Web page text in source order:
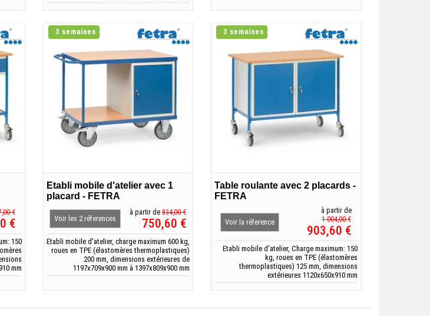
€
€
150
mm
3 semaines
Etabli mobile d'atelier avec 1
placard - FETRA
Voir les 2 réferences
à partir de 834,00 €
750,60 €
Etabli mobile d'atelier, charge maximum 600 kg,
roues en TPE (élastomères thermoplastiques)
200 mm, dimensions extérieures de
1197x709x900 mm à 1397x809x900 mm
3 semaines
Table roulante avec 2 placards -
FETRA
Voir la réference
à partir de
1 004,00 €
903,60 €
Etabli mobile d'atelier, Charge maximum: 150
kg, roues en TPE (élastomères
thermoplastiques) 125 mm, dimensions
extérieures 1120x650x910 mm